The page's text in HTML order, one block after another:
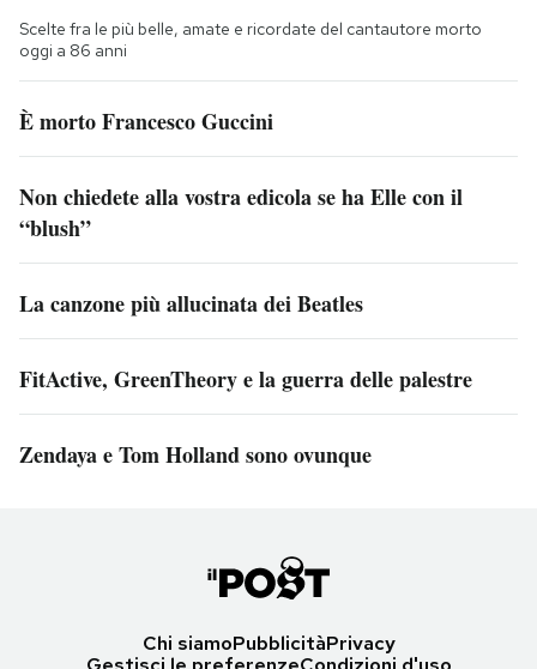
Scelte fra le più belle, amate e ricordate del cantautore morto
oggi a 86 anni
È morto Francesco Guccini
Non chiedete alla vostra edicola se ha Elle con il
“blush”
La canzone più allucinata dei Beatles
FitActive, GreenTheory e la guerra delle palestre
Zendaya e Tom Holland sono ovunque
Chi siamoPubblicitàPrivacy